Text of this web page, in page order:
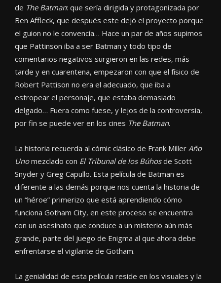
de The Batman: que sería dirigida y protagonizada por
Ben Affleck, que después este dejó el proyecto porque
el guion no le convencía… Hace un par de años supimos
que Pattinson iba a ser Batman y todo tipo de
comentarios negativos surgieron en las redes, más
tarde y en cuarentena, empezaron con que el físico de
Robert Pattison no era el adecuado, que iba a
estropear el personaje, que estaba demasiado
delgado… Fuera como fuese, y lejos de la controversia,
por fin se puede ver en los cines The Batman.
La historia recuerda al cómic clásico de Frank Miller Año
Unomezclado con El Tribunal de los Búhosde Scott
Snyder y Greg Capullo. Esta película de Batman es
diferente a las demás porque nos cuenta la historia de
un “héroe” primerizo que está aprendiendo cómo
funciona Gotham City, en este proceso se encuentra
con un asesinato que conduce a un misterio aún más
grande, parte del juego de Enigma al que ahora debe
enfrentarse el vigilante de Gotham.
La genialidad de esta película reside en los visuales y la